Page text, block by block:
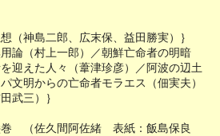
神島二郎、広末保、益田勝実）｝
（村上一郎）／朝鮮亡命者の明暗
迎えた人々（葦津珍彦）／阿波の辺土
文明からの亡命者モラエス（佃実夫）
武三）｝
巻 （佐久間阿佐緒 表紙：飯島保良